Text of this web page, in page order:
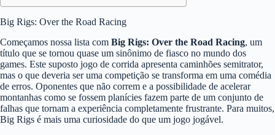
Big Rigs: Over the Road Racing
Começamos nossa lista com Big Rigs: Over the Road Racing, um
título que se tornou quase um sinônimo de fiasco no mundo dos
games. Este suposto jogo de corrida apresenta caminhões semitrator,
mas o que deveria ser uma competição se transforma em uma comédia
de erros. Oponentes que não correm e a possibilidade de acelerar
montanhas como se fossem planícies fazem parte de um conjunto de
falhas que tornam a experiência completamente frustrante. Para muitos,
Big Rigs é mais uma curiosidade do que um jogo jogável.